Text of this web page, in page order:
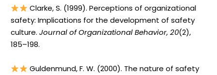
Clarke, S. (1999). Perceptions of organizational
safety: Implications for the development of safety
culture.Journal of Organizational Behavior, 20(2),
185–198.
Guldenmund, F. W. (2000). The nature of safety